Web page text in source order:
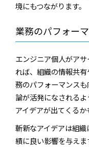
境にもつながります。
業務のパフォー
エンジニア個人がア
れば、組織の情報共
務のパフォーマンス
論が活発になされる
アイデアが出てくるか
斬新なアイデアは組
績に良い影響を与え